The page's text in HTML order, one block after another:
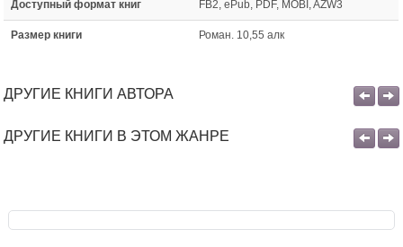
Доступный формат книг FB2, ePub, PDF, MOBI, AZW3
Размер книги Роман. 10,55 алк
ДРУГИЕ КНИГИ АВТОРА
ДРУГИЕ КНИГИ В ЭТОМ ЖАНРЕ